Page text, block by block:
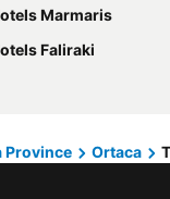
Marmaris
Faliraki
Province Ortaca